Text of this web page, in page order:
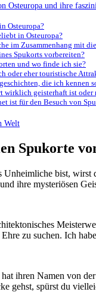
Osteuropa und ihre
Osteuropa?
in‍ Osteuropa?
im ‌Zusammenhang⁣ mit
Spukorts vorbereiten?
und wo finde ich sie?
oder eher touristische
die ich ‍kennen
⁤wirklich geisterhaft ist oder
ist‌ für den Besuch von
Welt
⁢Spukorte
​bist,
ihre mysteriösen
zu suchen. Ich
ihren ⁢Namen⁣ von
gehst, spürst du